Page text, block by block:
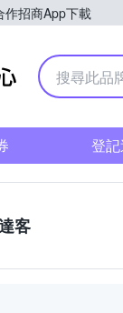
作招商App下載
Yahoo購物中心
登記
客